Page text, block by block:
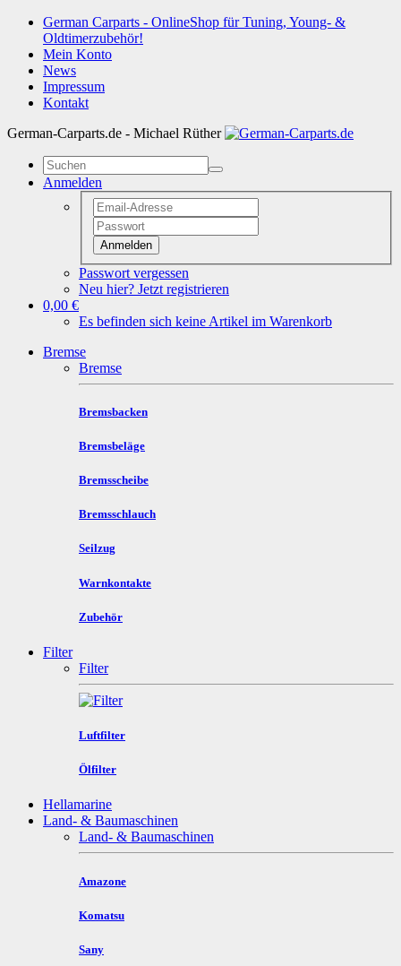
German Carparts - OnlineShop für Tuning, Young- &
Oldtimerzubehör!
Mein Konto
News
Impressum
Kontakt
German-Carparts.de - Michael Rüther
Anmelden
Anmelden
Passwort vergessen
Neu hier? Jetzt registrieren
0,00 €
Es befinden sich keine Artikel im Warenkorb
Bremse
Bremse
Bremsbacken
Bremsbeläge
Bremsscheibe
Bremsschlauch
Seilzug
Warnkontakte
Zubehör
Filter
Filter
Luftfilter
Ölfilter
Hellamarine
Land- & Baumaschinen
Land- & Baumaschinen
Amazone
Komatsu
Sany